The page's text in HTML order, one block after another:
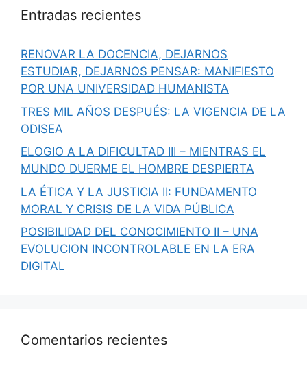
Entradas recientes
RENOVAR LA DOCENCIA, DEJARNOS
ESTUDIAR, DEJARNOS PENSAR: MANIFIESTO
POR UNA UNIVERSIDAD HUMANISTA
TRES MIL AÑOS DESPUÉS: LA VIGENCIA DE LA
ODISEA
ELOGIO A LA DIFICULTAD III – MIENTRAS EL
MUNDO DUERME EL HOMBRE DESPIERTA
LA ÉTICA Y LA JUSTICIA II: FUNDAMENTO
MORAL Y CRISIS DE LA VIDA PÚBLICA
POSIBILIDAD DEL CONOCIMIENTO II – UNA
EVOLUCION INCONTROLABLE EN LA ERA
DIGITAL
Comentarios recientes